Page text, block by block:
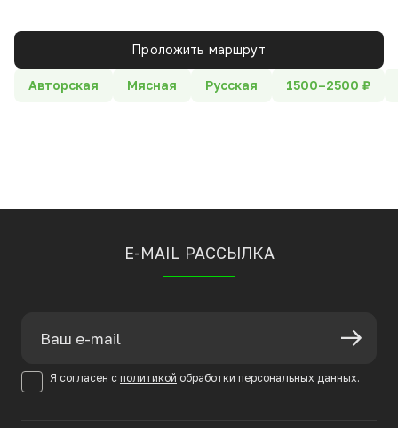
Проложить маршрут
Авторская Мясная Русская 1500–2500 ₽
E-MAIL РАССЫЛКА
Я согласен с политикой обработки персональных данных.